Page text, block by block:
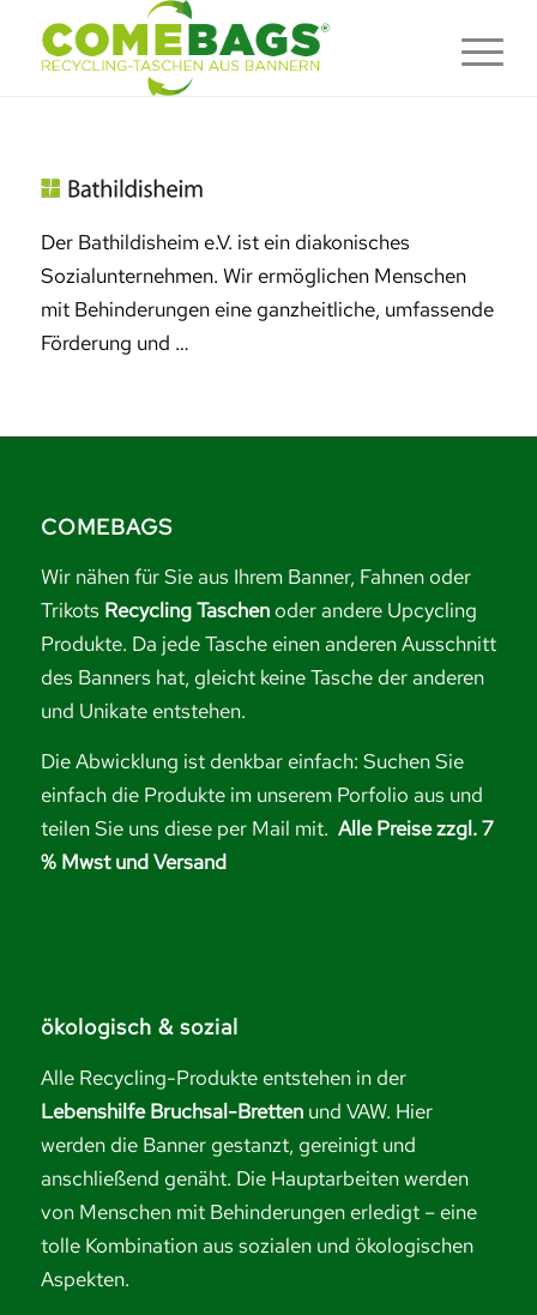
Der Bathildisheim e.V. ist ein diakonisches
Sozialunternehmen. Wir ermöglichen Menschen
mit Behinderungen eine ganzheitliche, umfassende
Förderung und …
COMEBAGS
Wir nähen für Sie aus Ihrem Banner, Fahnen oder
Trikots Recycling Taschenoder andere Upcycling
Produkte. Da jede Tasche einen anderen Ausschnitt
des Banners hat, gleicht keine Tasche der anderen
und Unikate entstehen.
Die Abwicklung ist denkbar einfach: Suchen Sie
einfach die Produkte im unserem Porfolio aus und
teilen Sie uns diese per Mail mit. Alle Preise zzgl. 7
% Mwst und Versand
ökologisch & sozial
Alle Recycling-Produkte entstehen in der
Lebenshilfe Bruchsal-Bretten und VAW. Hier
werden die Banner gestanzt, gereinigt und
anschließend genäht. Die Hauptarbeiten werden
von Menschen mit Behinderungen erledigt – eine
tolle Kombination aus sozialen und ökologischen
Aspekten.